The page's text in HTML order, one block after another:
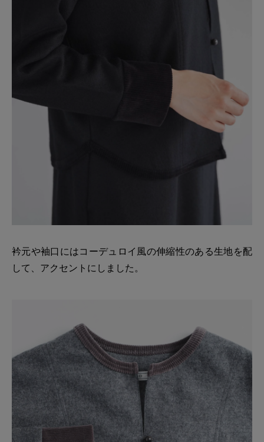
衿元や袖口にはコーデュロイ風の伸縮性のある生地を配
して、アクセントにしました。